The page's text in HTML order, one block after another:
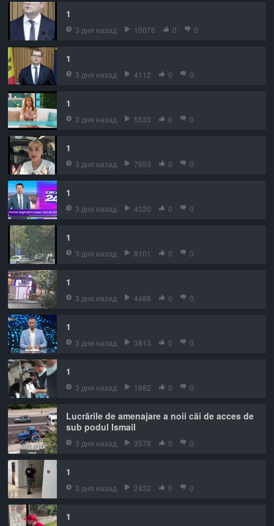
1
3 дня назад 10076 0 0
1
3 дня назад 4112 0 0
1
3 дня назад 5533 0 0
1
3 дня назад 7953 0 0
1
3 дня назад 4020 0 0
1
3 дня назад 8101 0 0
1
3 дня назад 4488 0 0
1
3 дня назад 3813 0 0
1
3 дня назад 1882 0 0
Lucrările de amenajare a noii căi de acces de
sub podul Ismail
3 дня назад 3578 0 0
1
3 дня назад 2432 0 0
1